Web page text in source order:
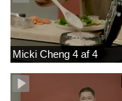
Micki Cheng 4 af 4